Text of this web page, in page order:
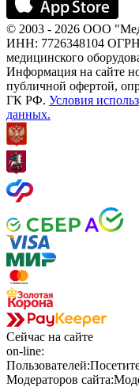
© 2003 - 2026 ООО
ИНН: 7726348104
медицинского
Информация на сайте
публичной офертой,
ГК РФ. Условия
данных.
Сейчас на сайте
on-line:
Пользователей:
Модераторов сайта: